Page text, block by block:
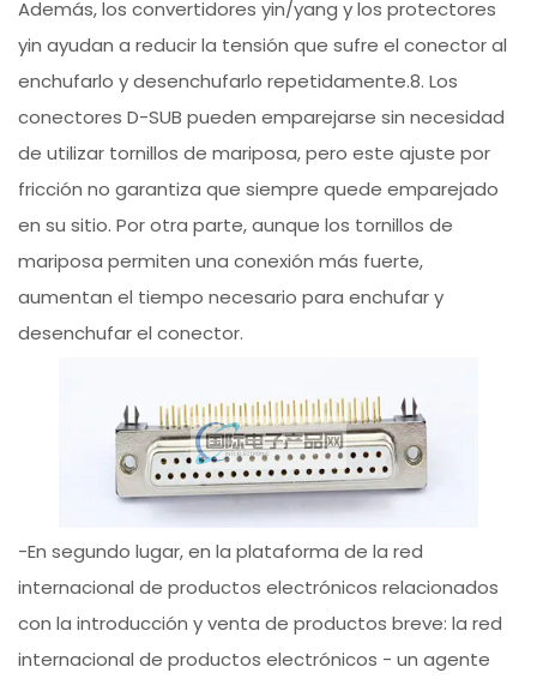
Además, los convertidores yin/yang y los protectores
yin ayudan a reducir la tensión que sufre el conector al
enchufarlo y desenchufarlo repetidamente.8. Los
conectores D-SUB pueden emparejarse sin necesidad
de utilizar tornillos de mariposa, pero este ajuste por
fricción no garantiza que siempre quede emparejado
en su sitio. Por otra parte, aunque los tornillos de
mariposa permiten una conexión más fuerte,
aumentan el tiempo necesario para enchufar y
desenchufar el conector.
-En segundo lugar, en la plataforma de la red
internacional de productos electrónicos relacionados
con la introducción y venta de productos breve: la red
internacional de productos electrónicos - un agente